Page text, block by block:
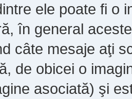
ele poate fi o
în general
câte mesaje aţi
de obicei o
asociată) şi